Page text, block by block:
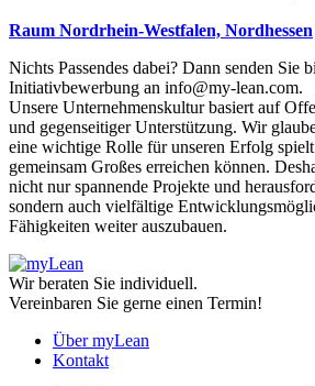
Raum Nordrhein-Westfalen, Nordhessen
Nichts Passendes dabei? Dann senden Sie
Initiativbewerbung an info@my-lean.com.
Unsere Unternehmenskultur basiert auf
und gegenseitiger Unterstützung. Wir
eine wichtige Rolle für unseren Erfolg
gemeinsam Großes erreichen können.
nicht nur spannende Projekte und
sondern auch vielfältige
Fähigkeiten weiter auszubauen.
Wir beraten Sie individuell.
Vereinbaren Sie gerne einen Termin!
Über myLean
Kontakt